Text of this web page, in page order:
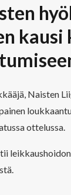
kausi
Naisten
ottelussa.